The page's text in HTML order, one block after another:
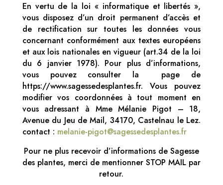
En vertu de la loi « informatique et libertés »,
vous disposez d’un droit permanent d’accès et
de rectification sur toutes les données vous
concernant conformément aux textes européens
et aux lois nationales en vigueur (art.34 de la loi
du 6 janvier 1978). Pour plus d’informations,
vous pouvez consulter la page de
https://www.sagessedesplantes.fr. Vous pouvez
modifier vos coordonnées à tout moment en
vous adressant à Mme Mélanie Pigot – 18,
Avenue du Jeu de Mail, 34170, Castelnau le Lez.
contact : melanie-pigot@sagessedesplantes.fr
Pour ne plus recevoir d’informations de Sagesse
des plantes, merci de mentionner STOP MAIL par
retour.